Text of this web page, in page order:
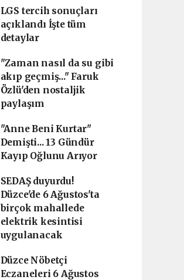
LGS tercih sonuçları
açıklandı İşte tüm
detaylar
"Zaman nasıl da su gibi
akıp geçmiş..." Faruk
Özlü'den nostaljik
paylaşım
"Anne Beni Kurtar"
Demişti... 13 Gündür
Kayıp Oğlunu Arıyor
SEDAŞ duyurdu!
Düzce'de 6 Ağustos'ta
birçok mahallede
elektrik kesintisi
uygulanacak
Düzce Nöbetçi
Eczaneleri 6 Ağustos